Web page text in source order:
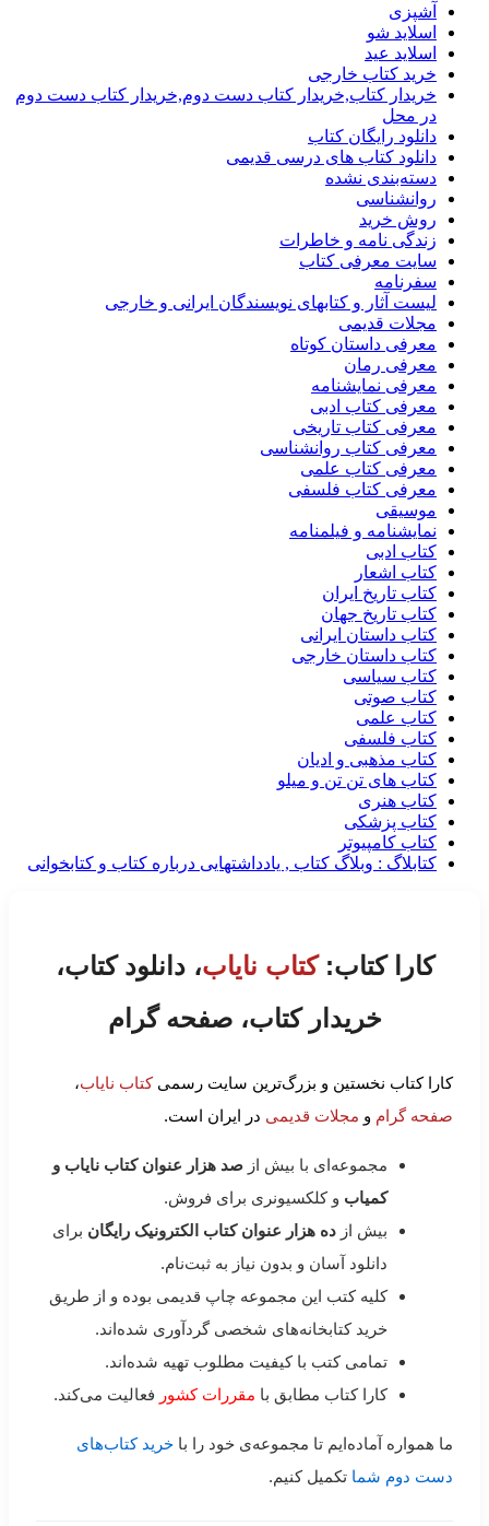
آشپزی
اسلاید شو
اسلاید عید
خرید کتاب خارجی
خریدار کتاب,خریدار کتاب دست دوم,خریدار کتاب دست دوم
در محل
دانلود رایگان کتاب
دانلود کتاب های درسی قدیمی
دسته‌بندی نشده
روانشناسی
روش خرید
زندگی نامه و خاطرات
سایت معرفی کتاب
سفرنامه
لیست آثار و کتابهای نویسندگان ایرانی و خارجی
مجلات قدیمی
معرفی داستان کوتاه
معرفی رمان
معرفی نمایشنامه
معرفی کتاب ادبی
معرفی کتاب تاریخی
معرفی کتاب روانشناسی
معرفی کتاب علمی
معرفی کتاب فلسفی
موسیقی
نمایشنامه و فیلمنامه
کتاب ادبی
کتاب اشعار
کتاب تاریخ ایران
کتاب تاریخ جهان
کتاب داستان ایرانی
کتاب داستان خارجی
کتاب سیاسی
کتاب صوتی
کتاب علمی
کتاب فلسفی
کتاب مذهبی و ادیان
کتاب های تن تن و میلو
کتاب هنری
کتاب پزشکی
کتاب کامپیوتر
کتابلاگ : وبلاگ کتاب , یادداشتهایی درباره کتاب و کتابخوانی
کارا کتاب:کتاب نایاب، دانلود کتاب،
خریدار کتاب، صفحه گرام
کارا کتاب نخستین و بزرگ‌ترین سایت رسمیکتاب نایاب،
صفحه گرام و مجلات قدیمی در ایران است.
مجموعه‌ای با بیش از صد هزار عنوان کتاب نایاب و
کمیاب و کلکسیونری برای فروش.
بیش از ده هزار عنوان کتاب الکترونیک رایگان برای
دانلود آسان و بدون نیاز به ثبت‌نام.
کلیه کتب این مجموعه چاپ قدیمی بوده و از طریق
خرید کتابخانه‌های شخصی گردآوری شده‌اند.
تمامی کتب با کیفیت مطلوب تهیه شده‌اند.
کارا کتاب مطابق با مقررات کشور فعالیت می‌کند.
ما همواره آماده‌ایم تا مجموعه‌ی خود را با خرید کتاب‌های
دست دوم شما تکمیل کنیم.